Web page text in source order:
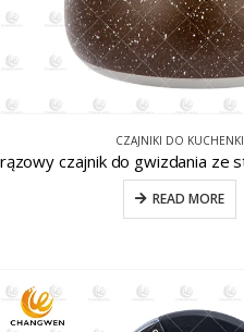
CZAJNIKI DO KUCHENKI
READ MORE